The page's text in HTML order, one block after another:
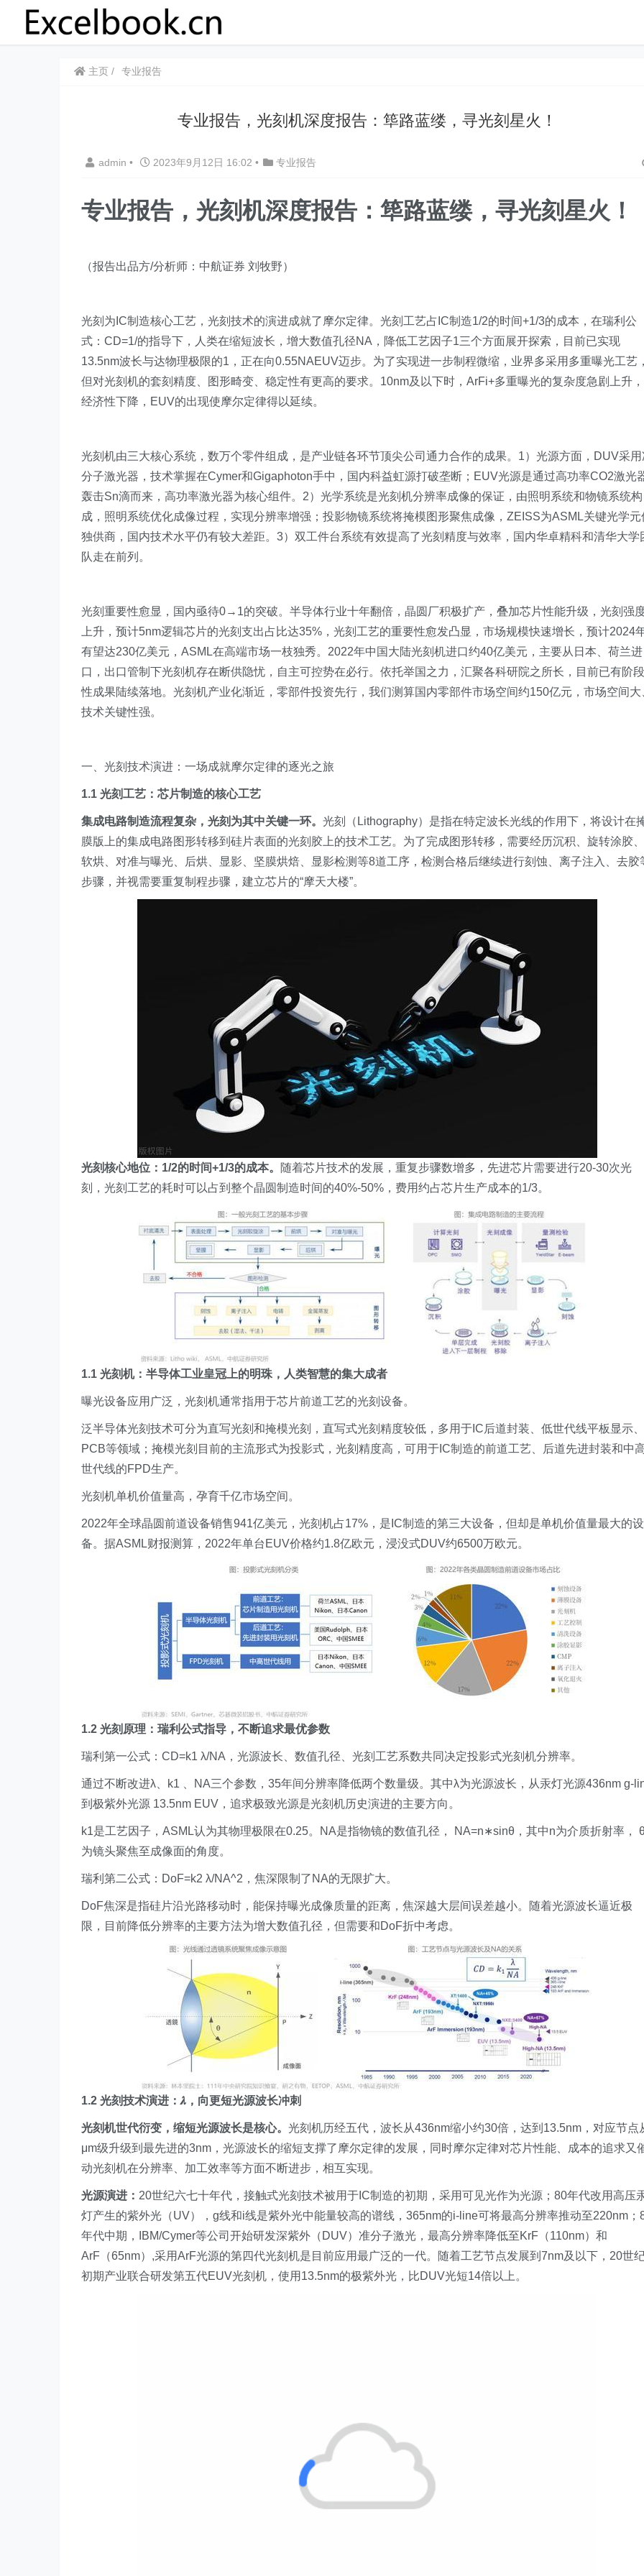
主页 专业报告
​​专业报告，光刻机深度报告：筚路蓝缕，寻光刻星火！
admin • 2023年9月12日 16:02 • 专业报告
专业报告，光刻机深度报告：筚路蓝缕，寻光刻星火！
（报告出品方/分析师：中航证券 刘牧野）
光刻为IC制造核心工艺，光刻技术的演进成就了摩尔定律。光刻工艺占IC制造1/2的时间+1/3的成本，在瑞利公
式：CD=1/的指导下，人类在缩短波长，增大数值孔径NA，降低工艺因子1三个方面展开探索，目前已实现
13.5nm波长与达物理极限的1，正在向0.55NAEUV迈步。为了实现进一步制程微缩，业界多采用多重曝光工艺
但对光刻机的套刻精度、图形畸变、稳定性有更高的要求。10nm及以下时，ArFi+多重曝光的复杂度急剧上升，
经济性下降，EUV的出现使摩尔定律得以延续。
光刻机由三大核心系统，数万个零件组成，是产业链各环节顶尖公司通力合作的成果。1）光源方面，DUV采用
分子激光器，技术掌握在Cymer和Gigaphoton手中，国内科益虹源打破垄断；EUV光源是通过高功率CO2激光
轰击Sn滴而来，高功率激光器为核心组件。2）光学系统是光刻机分辨率成像的保证，由照明系统和物镜系统构
成，照明系统优化成像过程，实现分辨率增强；投影物镜系统将掩模图形聚焦成像，ZEISS为ASML关键光学元
独供商，国内技术水平仍有较大差距。3）双工件台系统有效提高了光刻精度与效率，国内华卓精科和清华大学
队走在前列。
光刻重要性愈显，国内亟待0→1的突破。半导体行业十年翻倍，晶圆厂积极扩产，叠加芯片性能升级，光刻强
上升，预计5nm逻辑芯片的光刻支出占比达35%，光刻工艺的重要性愈发凸显，市场规模快速增长，预计2024
有望达230亿美元，ASML在高端市场一枝独秀。2022年中国大陆光刻机进口约40亿美元，主要从日本、荷兰进
口，出口管制下光刻机存在断供隐忧，自主可控势在必行。依托举国之力，汇聚各科研院之所长，目前已有阶段
性成果陆续落地。光刻机产业化渐近，零部件投资先行，我们测算国内零部件市场空间约150亿元，市场空间大
技术关键性强。
一、光刻技术演进：一场成就摩尔定律的逐光之旅
1.1 光刻工艺：芯片制造的核心工艺
集成电路制造流程复杂，光刻为其中关键一环。 光刻（Lithography）是指在特定波长光线的作用下，将设计在
膜版上的集成电路图形转移到硅片表面的光刻胶上的技术工艺。为了完成图形转移，需要经历沉积、旋转涂胶、
软烘、对准与曝光、后烘、显影、坚膜烘焙、显影检测等8道工序，检测合格后继续进行刻蚀、离子注入、去胶
步骤，并视需要重复制程步骤，建立芯片的“摩天大楼”。
光刻核心地位：1/2的时间+1/3的成本。
随着芯片技术的发展，重复步骤数增多，先进芯片需要进行20-30次光
刻，光刻工艺的耗时可以占到整个晶圆制造时间的40%-50%，费用约占芯片生产成本的1/3。
1.1 光刻机：半导体工业皇冠上的明珠，人类智慧的集大成者
曝光设备应用广泛，光刻机通常指用于芯片前道工艺的光刻设备。
泛半导体光刻技术可分为直写光刻和掩模光刻，直写式光刻精度较低，多用于IC后道封装、低世代线平板显示、
PCB等领域；掩模光刻目前的主流形式为投影式，光刻精度高，可用于IC制造的前道工艺、后道先进封装和中
世代线的FPD生产。
光刻机单机价值量高，孕育千亿市场空间。
2022年全球晶圆前道设备销售941亿美元，光刻机占17%，是IC制造的第三大设备，但却是单机价值量最大的设
备。据ASML财报测算，2022年单台EUV价格约1.8亿欧元，浸没式DUV约6500万欧元。
1.2 光刻原理：瑞利公式指导，不断追求最优参数
瑞利第一公式：CD=k1 λ/NA，光源波长、数值孔径、光刻工艺系数共同决定投影式光刻机分辨率。
通过不断改进λ、k1 、NA三个参数，35年间分辨率降低两个数量级。其中λ为光源波长，从汞灯光源436nm g-
到极紫外光源 13.5nm EUV，追求极致光源是光刻机历史演进的主要方向。
k1是工艺因子，ASML认为其物理极限在0.25。NA是指物镜的数值孔径， NA=n∗sin⁡θ，其中n为介质折射率，
为镜头聚焦至成像面的角度。
瑞利第二公式：DoF=k2 λ/NA^2，焦深限制了NA的无限扩大。
DoF焦深是指硅片沿光路移动时，能保持曝光成像质量的距离，焦深越大层间误差越小。随着光源波长逼近极
限，目前降低分辨率的主要方法为增大数值孔径，但需要和DoF折中考虑。
1.2 光刻技术演进：𝝀，向更短光源波长冲刺
光刻机世代衍变，缩短光源波长是核心。 光刻机历经五代，波长从436nm缩小约30倍，达到13.5nm，对应节点
μm级升级到最先进的3nm，光源波长的缩短支撑了摩尔定律的发展，同时摩尔定律对芯片性能、成本的追求又
动光刻机在分辨率、加工效率等方面不断进步，相互实现。
光源演进： 20世纪六七十年代，接触式光刻技术被用于IC制造的初期，采用可见光作为光源；80年代改用高压
灯产生的紫外光（UV），g线和i线是紫外光中能量较高的谱线，365nm的i-line可将最高分辨率推动至220nm；
年代中期，IBM/Cymer等公司开始研发深紫外（DUV）准分子激光，最高分辨率降低至KrF（110nm）和
ArF（65nm）,采用ArF光源的第四代光刻机是目前应用最广泛的一代。随着工艺节点发展到7nm及以下，20世
初期产业联合研发第五代EUV光刻机，使用13.5nm的极紫外光，比DUV光短14倍以上。